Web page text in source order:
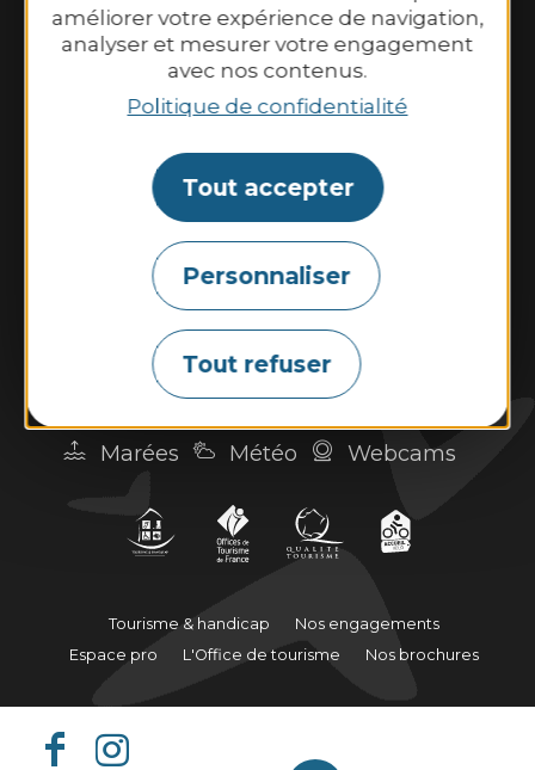
améliorer votre expérience de navigation,
analyser et mesurer votre engagement
avec nos contenus.
Politique de confidentialité
Tout accepter
Personnaliser
Tout refuser
6 place Le Pomellec
22520 Binic-Etables sur Mer
Tél. 02 96 73 60 12
Du lundi au samedi : 9h30–13h00 et
14h00–18h30.
Dimanche et jours fériés : 10h00–13h00 et
14h00–18h00
Contactez-nous
Marées Météo Webcams
Tourisme & handicap
Nos engagements
Espace pro
L'Office de tourisme Nos brochures